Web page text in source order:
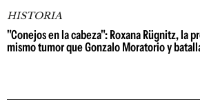
HISTORIA
"Conejos en la cabeza": Roxana Rügnitz, la
mismo tumor que Gonzalo Moratorio y